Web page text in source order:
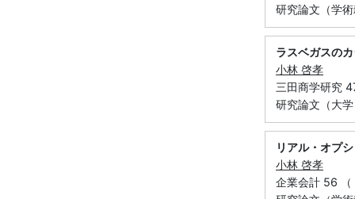
研究論文（学
ラスベガスの
小林 啓孝
三田商学研究
研究論文（大
リアル・オプ
小林 啓孝
企業会計 56